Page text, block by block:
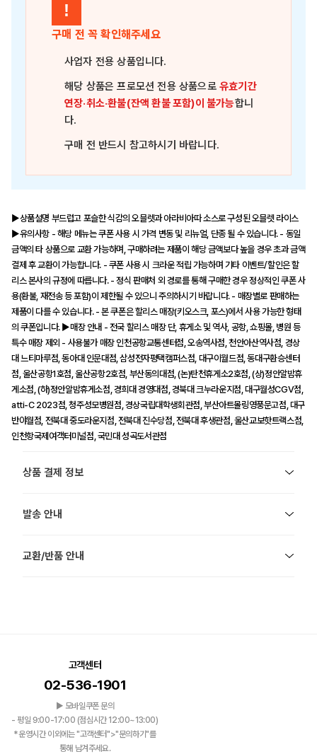
!
구매 전 꼭 확인해주세요
사업자 전용 상품입니다.
해당 상품은프로모션 전용 상품으로유효기간
연장·취소·환불(잔액 환불 포함)이 불가능합니
다.
구매 전 반드시 참고하시기 바랍니다.
▶상품설명 부드럽고 포슬한 식감의 오믈렛과 아라비아따 소스로 구성된 오믈렛 라이스
▶유의사항 - 해당 메뉴는 쿠폰 사용 시 가격 변동 및 리뉴얼, 단종 될 수 있습니다. - 동일
금액의 타 상품으로 교환 가능하며, 구매하려는 제품이 해당 금액보다 높을 경우 초과 금액
결제 후 교환이 가능합니다. - 쿠폰 사용 시 크라운 적립 가능하며 기타 이벤트/할인은 할
리스 본사의 규정에 따릅니다. - 정식 판매처 외 경로를 통해 구매한 경우 정상적인 쿠폰 사
용(환불, 재전송 등 포함)이 제한될 수 있으니 주의하시기 바랍니다. - 매장별로 판매하는
제품이 다를 수 있습니다. - 본 쿠폰은 할리스 매장(키오스크, 포스)에서 사용 가능한 형태
의 쿠폰입니다. ▶매장 안내 - 전국 할리스 매장 단, 휴게소 및 역사, 공항, 쇼핑몰, 병원 등
특수 매장 제외 - 사용불가 매장 인천공항교통센터점, 오송역사점, 천안아산역사점, 경상
대 느티마루점, 동아대 인문대점, 삼성전자평택캠퍼스점, 대구이월드점, 동대구환승센터
점, 울산공항1호점, 울산공항2호점, 부산동의대점, (논)탄천휴게소2호점, (상)정안알밤휴
게소점, (하)정안알밤휴게소점, 경희대 경영대점, 경북대 크누라운지점, 대구월성CGV점,
atti-C 2023점, 청주성모병원점, 경상국립대학생회관점, 부산아트몰링영풍문고점, 대구
반야월점, 전북대 중도라운지점, 전북대 진수당점, 전북대 후생관점, 울산교보핫트랙스점,
인천항국제여객터미널점, 국민대 성곡도서관점
상품 결제 정보
발송 안내
교환/반품 안내
고객센터
02-536-1901
▶ 모바일쿠폰 문의
- 평일 9:00-17:00 (점심시간 12:00~13:00)
*운영시간 이외에는 "고객센터">"문의하기"를
통해 남겨주세요.